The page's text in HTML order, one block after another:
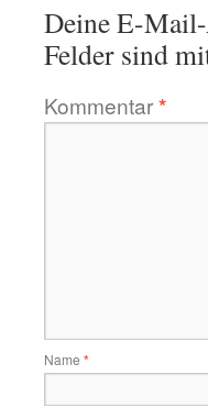
Deine E-
Felder sind
Kommentar*
Name *